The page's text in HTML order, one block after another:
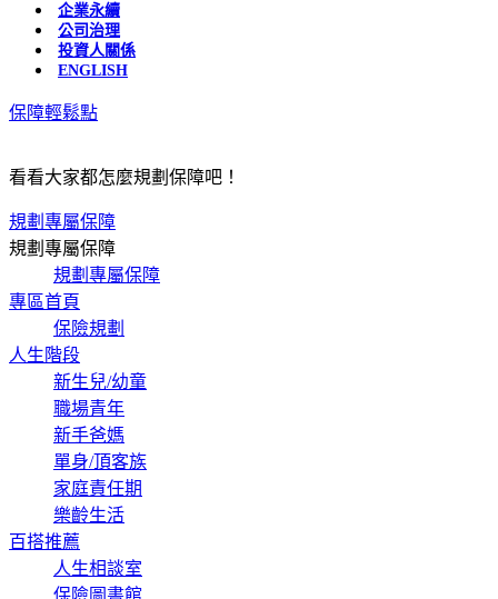
企業永續
公司治理
投資人關係
ENGLISH
保障輕鬆點
看看大家都怎麼規劃保障吧！
規劃專屬保障
規劃專屬保障
規劃專屬保障
專區首頁
保險規劃
人生階段
新生兒/幼童
職場青年
新手爸媽
單身/頂客族
家庭責任期
樂齡生活
百搭推薦
人生相談室
保險圖書館